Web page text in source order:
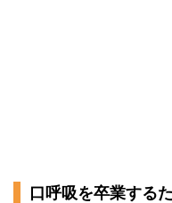
口呼吸を卒業する